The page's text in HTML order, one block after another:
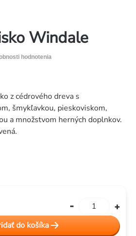
Windale
hodnotenia
z cédrového dreva s
šmykľavkou, pieskoviskom,
a množstvom herných doplnkov.
do košíka